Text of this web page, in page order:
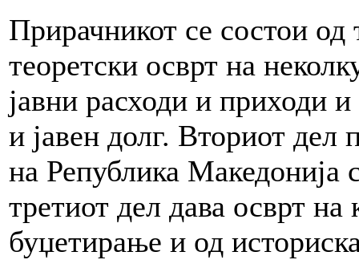
Прирачникот се состои
теоретски осврт на
јавни расходи и приходи
и јавен долг. Вториот дел
на Република Македонија
третиот дел дава осврт
буџетирање и од